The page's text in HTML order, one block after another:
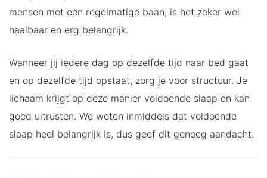
mensen met een regelmatige baan, is het zeker wel
haalbaar en erg belangrijk.
Wanneer jij iedere dag op dezelfde tijd naar bed gaat
en op dezelfde tijd opstaat, zorg je voor structuur. Je
lichaam krijgt op deze manier voldoende slaap en kan
goed uitrusten. We weten inmiddels dat voldoende
slaap heel belangrijk is, dus geef dit genoeg aandacht.